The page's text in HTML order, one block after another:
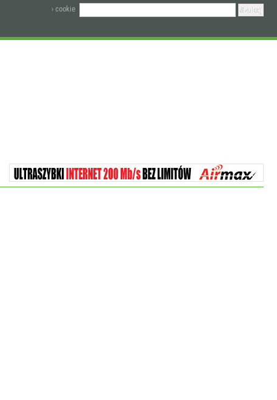
› cookie